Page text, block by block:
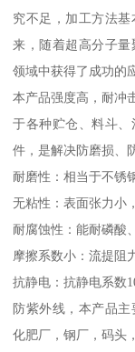
究不足，加工方法
来，随着超高分子
领域中获得了成功的
本产品强度高，耐冲
于各种贮仓、料斗
件，是解决防磨损、
耐磨性：相当于不锈
无粘性：表面张力小
耐腐蚀性：能耐磷酸
摩擦系数小：流提阻
抗静电：抗静电系数
防紫外线，本产品
化肥厂，钢厂，码头